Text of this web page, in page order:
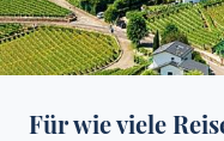
Für wie viele